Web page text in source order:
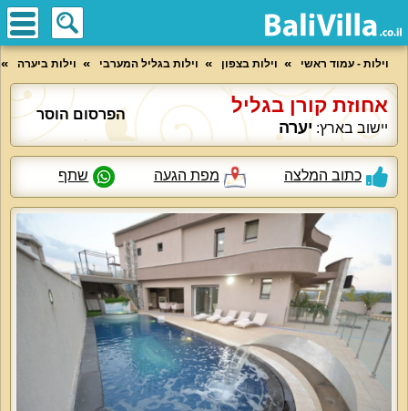
וילות - עמוד ראשי וילות בצפון וילות בגליל המערבי וילות ביערה
אחוזת קורן בגליל
יישוב בארץ: יערה
הפרסום הוסר
כתוב המלצה מפת הגעה שתף